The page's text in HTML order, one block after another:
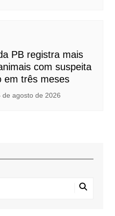
PB registra mais
com suspeita
em três meses
de agosto de 2026